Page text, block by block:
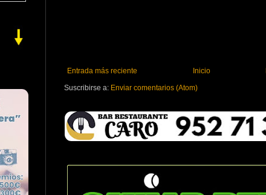
Entrada más reciente
Inicio
Suscribirse a: Enviar comentarios (Atom)